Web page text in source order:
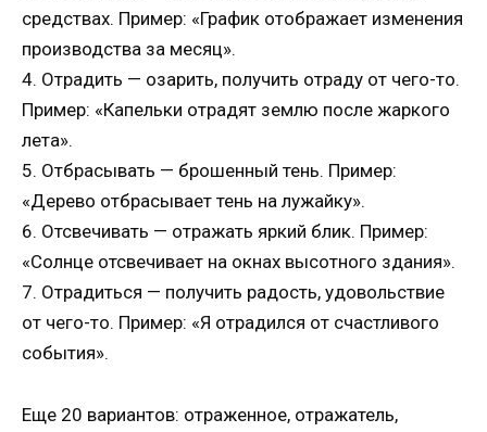
средствах. Пример: «График отображает изменения
производства за месяц».
4. Отрадить — озарить, получить отраду от чего-то.
Пример: «Капельки отрадят землю после жаркого
лета».
5. Отбрасывать — брошенный тень. Пример:
«Дерево отбрасывает тень на лужайку».
6. Отсвечивать — отражать яркий блик. Пример:
«Солнце отсвечивает на окнах высотного здания».
7. Отрадиться — получить радость, удовольствие
от чего-то. Пример: «Я отрадился от счастливого
события».
Еще 20 вариантов: отраженное, отражатель,